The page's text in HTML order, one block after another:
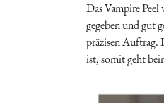
Das Vampire
gegeben und gut
präzisen Auftrag.
ist, somit geht